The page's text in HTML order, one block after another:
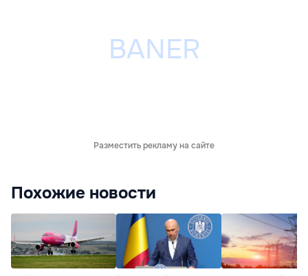
Разместить рекламу на сайте
Похожие новости